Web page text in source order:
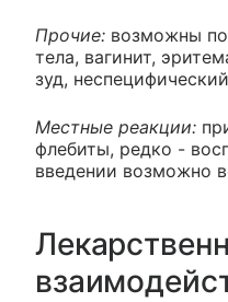
Прочие: возможны
тела, вагинит,
зуд,
Местные реакции:
флебиты, редко -
введении возможно